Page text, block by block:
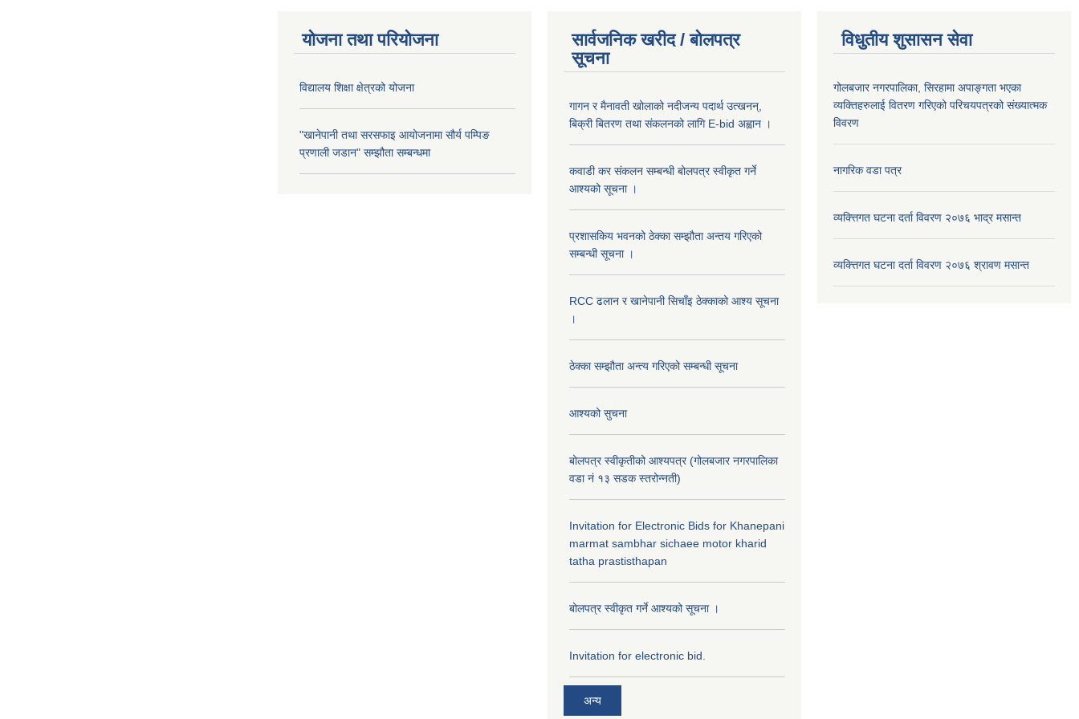
योजना तथा परियोजना
विद्यालय शिक्षा क्षेत्रको योजना
"खानेपानी तथा सरसफाइ आयोजनामा सौर्य पम्पिङ
प्रणाली जडान" सम्झौता सम्बन्धमा
सार्वजनिक खरीद / बोलपत्र
सूचना
गागन र मैनावती खोलाको नदीजन्य पदार्थ उत्खनन्,
बिक्री बितरण तथा संकलनको लागि E-bid अह्वान ।
कवाडी कर संकलन सम्बन्धी बोलपत्र स्वीकृत गर्ने
आश्यको सूचना ।
प्रशासकिय भवनको ठेक्का सम्झौता अन्तय गरिएको
सम्बन्धी सूचना ।
RCC ढलान र खानेपानी सिचाँइ ठेक्काको आश्य सूचना
।
ठेक्का सम्झौता अन्त्य गरिएको सम्बन्धी सूचना
आश्यको सुचना
बोलपत्र स्वीकृतीको आश्यपत्र (गोलबजार नगरपालिका
वडा नं १३ सडक स्तरोन्नती)
Invitation for Electronic Bids for Khanepani
marmat sambhar sichaee motor kharid
tatha prastisthapan
बोलपत्र स्वीकृत गर्ने आश्यको सूचना ।
Invitation for electronic bid.
अन्य
विधुतीय शुसासन सेवा
गोलबजार नगरपालिका, सिरहामा अपाङ्गता भएका
व्यक्तिहरुलाई वितरण गरिएको परिचयपत्रको संख्यात्मक
विवरण
नागरिक वडा पत्र
व्यक्त्तिगत घटना दर्ता विवरण २०७६ भाद्र मसान्त
व्यक्त्तिगत घटना दर्ता विवरण २०७६ श्रावण मसान्त